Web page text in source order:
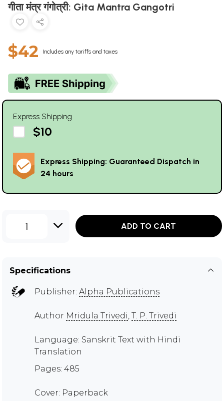
गीता मंत्र गंगोत्री: Gita Mantra Gangotri
$42 Includes any tariffs and taxes
Express Shipping
$10
Express Shipping: Guaranteed Dispatch in
24 hours
1 ADD TO CART
Specifications
Publisher: Alpha Publications
Author Mridula Trivedi, T. P. Trivedi
Language: Sanskrit Text with Hindi
Translation
Pages: 485
Cover: Paperback